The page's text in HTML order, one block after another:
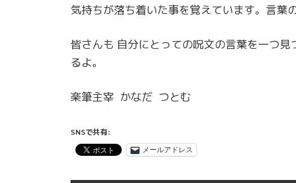
気持ちが落ち着いた事を覚えています。言葉
皆さんも 自分にとっての呪文の言葉を一つ
るよ。
楽筆主宰 かなだ つとむ
SNSで共有:
メールアドレス